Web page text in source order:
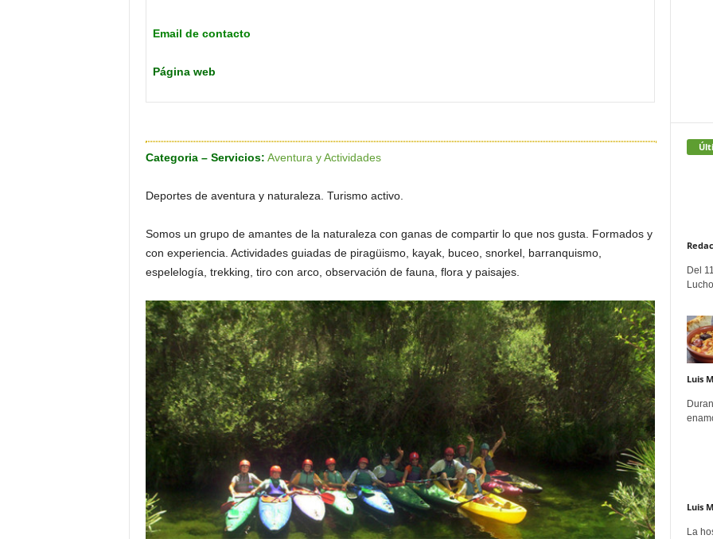
Email de contacto
Página web
Categoria – Servicios: Aventura y Actividades
Deportes de aventura y naturaleza. Turismo activo.
Somos un grupo de amantes de la naturaleza con ganas de compartir lo que nos gusta. Formados y
con experiencia. Actividades guiadas de piragüismo, kayak, buceo, snorkel, barranquismo,
espelelogía, trekking, tiro con arco, observación de fauna, flora y paisajes.
Del
Luis
Luis
La